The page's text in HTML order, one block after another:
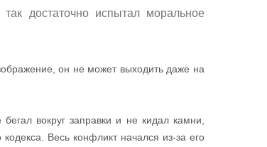
достаточно испытал моральное
он не может выходить даже на
вокруг заправки и не кидал камни,
Весь конфликт начался из-за его